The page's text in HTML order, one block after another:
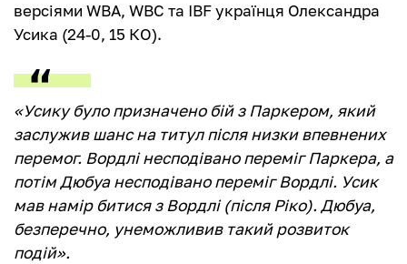
версіями WBA, WBC та IBF українця Олександра
Усика (24-0, 15 КО).
«Усику було призначено бій з Паркером, який
заслужив шанс на титул після низки впевнених
перемог. Вордлі несподівано переміг Паркера, а
потім Дюбуа несподівано переміг Вордлі. Усик
мав намір битися з Вордлі (після Ріко). Дюбуа,
безперечно, унеможливив такий розвиток
подій».